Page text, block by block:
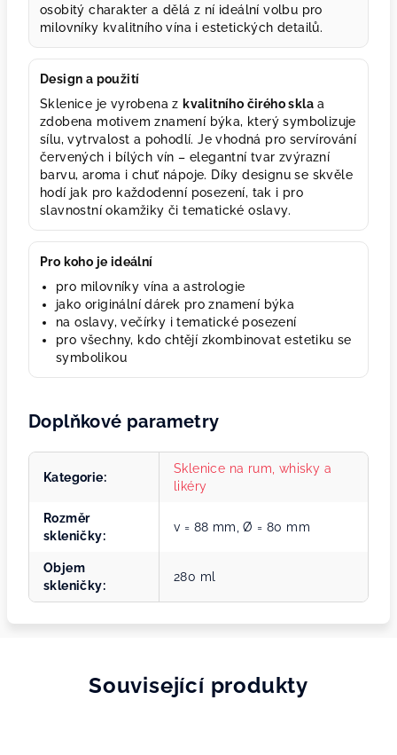
osobitý charakter a dělá z ní ideální volbu pro
milovníky kvalitního vína i estetických detailů.
Design a použití
Sklenice je vyrobena z kvalitního čirého skla a
zdobena motivem znamení býka, který symbolizuje
sílu, vytrvalost a pohodlí. Je vhodná pro servírování
červených i bílých vín – elegantní tvar zvýrazní
barvu, aroma i chuť nápoje. Díky designu se skvěle
hodí jak pro každodenní posezení, tak i pro
slavnostní okamžiky či tematické oslavy.
Pro koho je ideální
pro milovníky vína a astrologie
jako originální dárek pro znamení býka
na oslavy, večírky i tematické posezení
pro všechny, kdo chtějí zkombinovat estetiku se
symbolikou
Doplňkové parametry
Kategorie:
Sklenice na rum, whisky a
likéry
Rozměr
skleničky:
v = 88 mm, Ø = 80 mm
Objem
skleničky:
280 ml
Související produkty